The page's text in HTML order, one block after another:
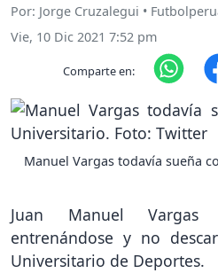
Por: Jorge Cruzalegui •
Vie, 10 Dic 2021 7:52 pm
Comparte en:
Manuel Vargas todavía sueña
Juan Manuel
entrenándose y no
Universitario de Deportes.